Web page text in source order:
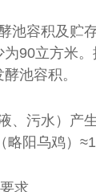
池容积及贮
90立方米
池容积。
、污水）产
阳乌鸡）
求